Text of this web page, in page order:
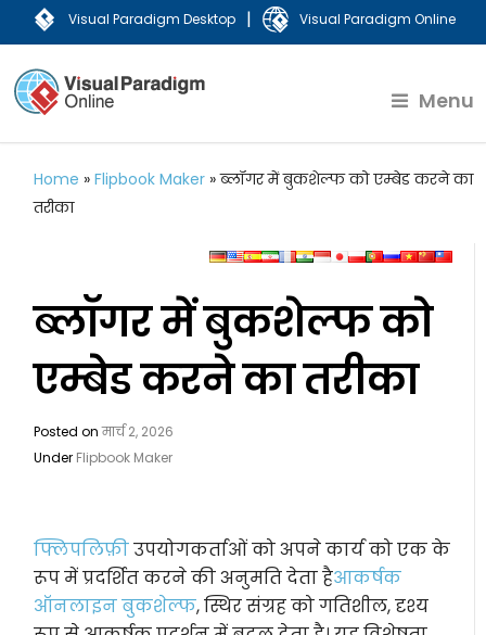
Visual Paradigm Desktop | Visual Paradigm Online
Menu
Home »Flipbook Maker »ब्लॉगर में बुकशेल्फ को एम्बेड करने का
तरीका
ब्लॉगर में बुकशेल्फ को
एम्बेड करने का तरीका
Posted onमार्च 2, 2026
Under Flipbook Maker
फ्लिपलिफ़ीउपयोगकर्ताओं को अपने कार्य को एक के
रूप में प्रदर्शित करने की अनुमति देता हैआकर्षक
ऑनलाइन बुकशेल्फ, स्थिर संग्रह को गतिशील, दृश्य